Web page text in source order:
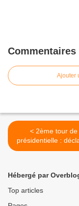
Commentaires
Ajouter
< 2ème tour de la
présidentielle :
de Pierre
Hébergé par
Top articles